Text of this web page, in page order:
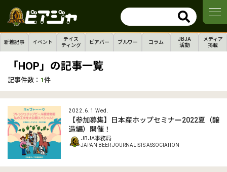
新着記事 イベント
テイス
ティング
ビアバー ブルワー コラム
JBJA
活動
メディア
掲載
「HOP」の記事一覧
記事件数： 1件
2022.6.1 Wed.
【参加募集】日本産ホップセミナー2022夏（醸
造編）開催！
JBJA事務局
JAPAN BEER JOURNALISTS ASSOCIATION